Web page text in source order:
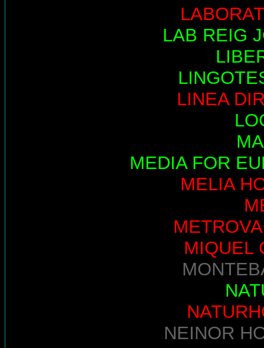
LAB REIG
LINEA
MEDIA FOR
MELIA
MIQUEL
NEINOR